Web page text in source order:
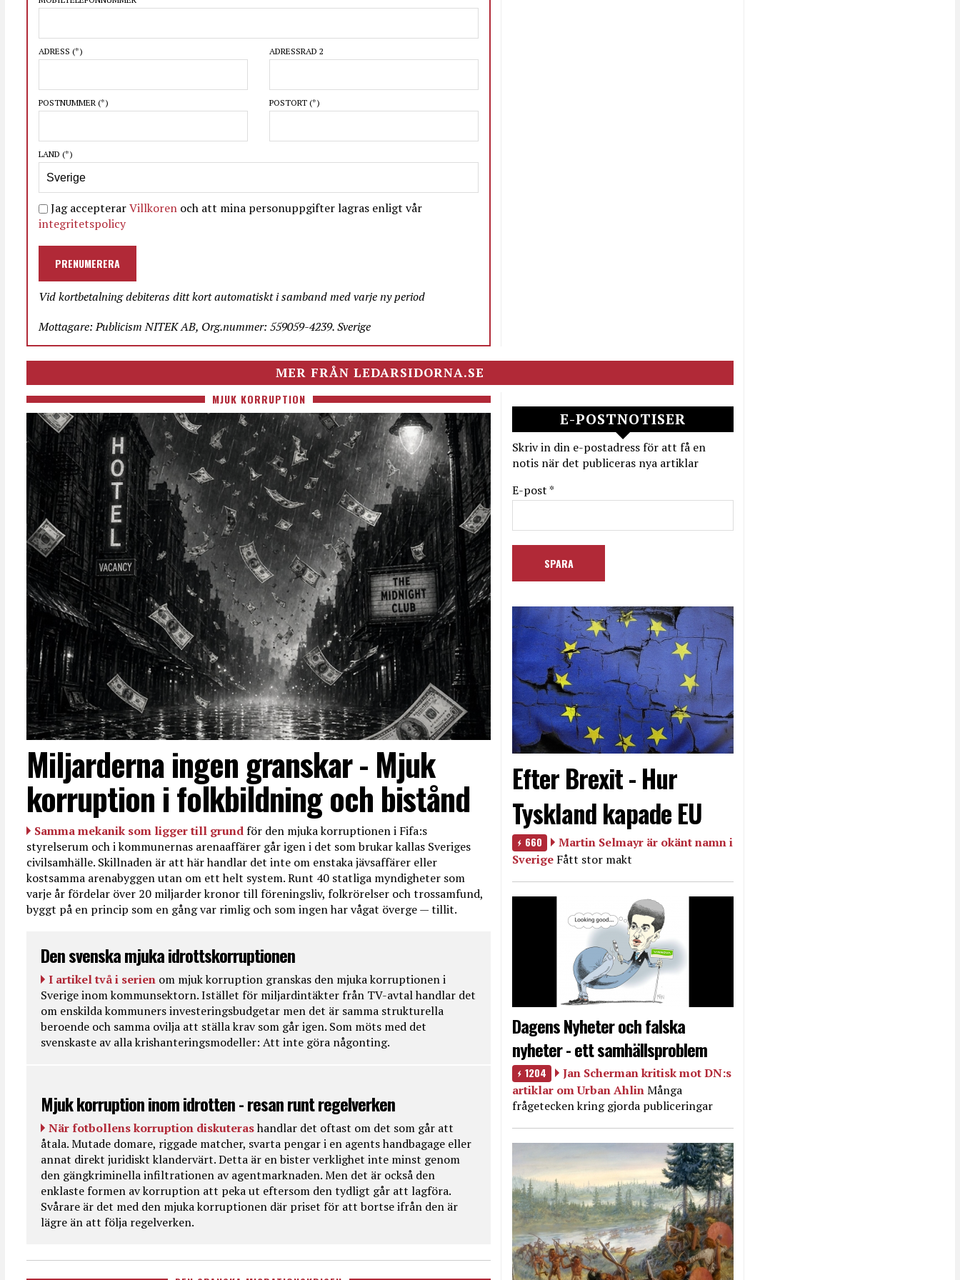
ADRESS (*) ADRESSRAD 2
POSTNUMMER (*) POSTORT (*)
LAND (*)
Jag accepterarVillkoren och att mina personuppgifter lagras enligt vår
integritetspolicy
PRENUMERERA
Vid kortbetalning debiteras ditt kort automatiskt i samband med varje ny period
Mottagare: Publicism NITEK AB, Org.nummer: 559059-4239. Sverige
MER FRÅN LEDARSIDORNA.SE
MJUK KORRUPTION
Miljarderna ingen granskar - Mjuk
korruption i folkbildning och bistånd
Samma mekanik som ligger till grundför den mjuka korruptionen i Fifa:s
styrelserum och i kommunernas arenaaffärer går igen i det som brukar kallas Sveriges
civilsamhälle. Skillnaden är att här handlar det inte om enstaka jävsaffärer eller
kostsamma arenabyggen utan om ett helt system. Runt 40 statliga myndigheter som
varje år fördelar över 20 miljarder kronor till föreningsliv, folkrörelser och trossamfund,
byggt på en princip som en gång var rimlig och som ingen har vågat överge — tillit.
Den svenska mjuka idrottskorruptionen
I artikel två i serien om mjuk korruption granskas den mjuka korruptionen i
Sverige inom kommunsektorn. Istället för miljardintäkter från TV-avtal handlar det
om enskilda kommuners investeringsbudgetar men det är samma strukturella
beroende och samma ovilja att ställa krav som går igen. Som möts med det
svenskaste av alla krishanteringsmodeller: Att inte göra någonting.
Mjuk korruption inom idrotten - resan runt regelverken
När fotbollens korruption diskuterashandlar det oftast om det som går att
åtala. Mutade domare, riggade matcher, svarta pengar i en agents handbagage eller
annat direkt juridiskt klandervärt. Detta är en bister verklighet inte minst genom
den gängkriminella infiltrationen av agentmarknaden. Men det är också den
enklaste formen av korruption att peka ut eftersom den tydligt går att lagföra.
Svårare är det med den mjuka korruptionen där priset för att bortse ifrån den är
lägre än att följa regelverken.
E-POSTNOTISER
Skriv in din e-postadress för att få en
notis när det publiceras nya artiklar
E-post *
Efter Brexit - Hur
Tyskland kapade EU
660
Martin Selmayr är okänt namn i
Sverige Fått stor makt
Dagens Nyheter och falska
nyheter - ett samhällsproblem
1204
Jan Scherman kritisk mot DN:s
artiklar om Urban AhlinMånga
frågetecken kring gjorda publiceringar